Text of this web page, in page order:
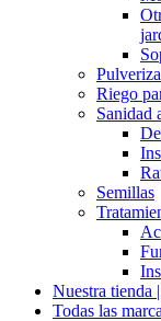
Riego
Sanidad
Semillas
Nuestra tienda
Todas las